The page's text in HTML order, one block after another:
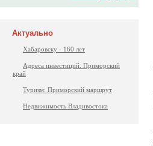
Актуально
Хабаровску - 160 лет
Адреса инвестиций. Приморский
край
Туризм: Приморский маршрут
Недвижимость Владивостока